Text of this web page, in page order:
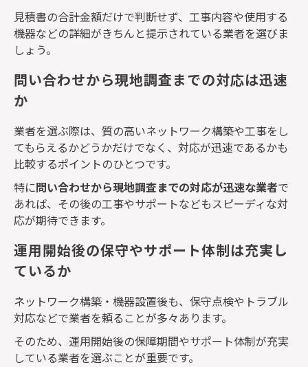
見積書の合計金額だけで判断せず、工事内容や使用する
機器などの詳細がきちんと提示されている業者を選びま
しょう。
問い合わせから現地調査までの対応は迅速
か
業者を選ぶ際は、質の高いネットワーク構築や工事をし
てもらえるかどうかだけでなく、対応が迅速であるかも
比較するポイントのひとつです。
特に問い合わせから現地調査までの対応が迅速な業者で
あれば、その後の工事やサポートなどもスピーディな対
応が期待できます。
運用開始後の保守やサポート体制は充実し
ているか
ネットワーク構築・機器設置後も、保守点検やトラブル
対応などで業者を頼ることが多々あります。
そのため、運用開始後の保障期間やサポート体制が充実
している業者を選ぶことが重要です。